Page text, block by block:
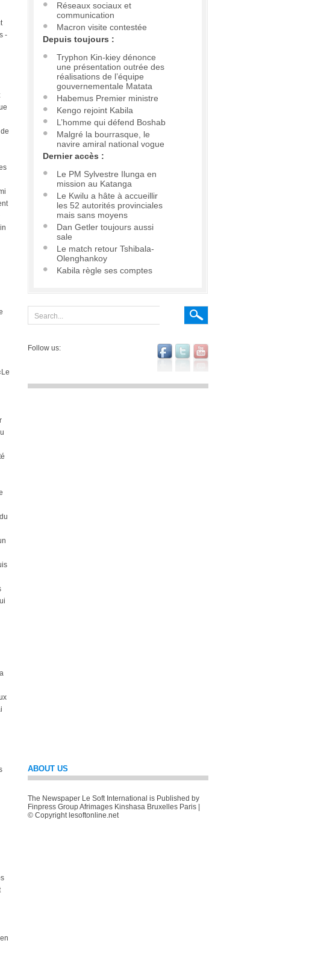
-
Réseaux sociaux et
communication
Macron visite contestée
Depuis toujours :
Tryphon Kin-kiey dénonce
une présentation outrée des
réalisations de l’équipe
gouvernementale Matata
Habemus Premier ministre
Kengo rejoint Kabila
L’homme qui défend Boshab
Malgré la bourrasque, le
navire amiral national vogue
Dernier accès :
Le PM Sylvestre Ilunga en
mission au Katanga
Le Kwilu a hâte à accueillir
les 52 autorités provinciales
mais sans moyens
Dan Getler toujours aussi
sale
Le match retour Tshibala-
Olenghankoy
Kabila règle ses comptes
Follow us:
ABOUT US
The Newspaper Le Soft International is Published by
Finpress Group Afrimages Kinshasa Bruxelles Paris |
© Copyright lesoftonline.net